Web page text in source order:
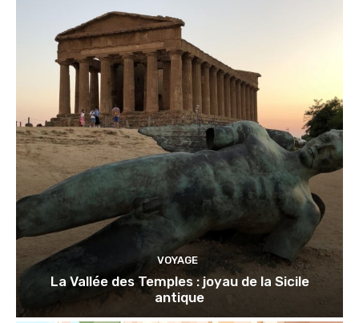
VOYAGE
La Vallée des Temples : joyau de la Sicile
antique